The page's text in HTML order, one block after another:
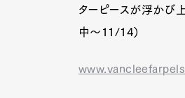
ターピースが浮かび
中～11/14）